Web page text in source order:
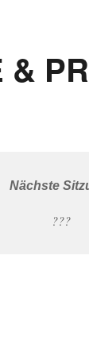
&
Nächste
???